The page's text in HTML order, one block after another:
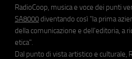
RadioCoop, musica e voce dei punti
SA8000 diventando così "la prima
della comunicazione e dell'editoria, a
etica".
Dal punto di vista artistico e culturale,